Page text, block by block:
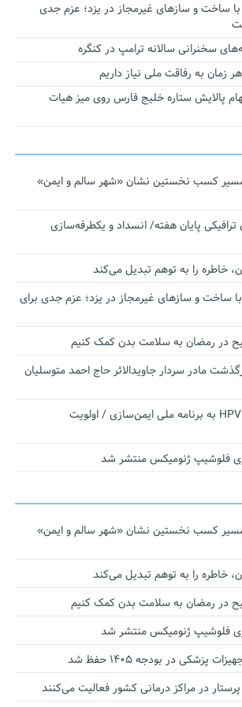
با ساخت‌ و سازهای غیرمجاز در یزد؛ عزم جدی
سخنرانی سالانه ترامپ در کنگره
زمان به رفاقت ملی نیاز داریم
سهام پالایش ستاره خلیج فارس روی میز هیات
کسب نخستین نشان «شهر سالم و ایمن»
پایان هفته/ انسداد و یکطرفه‌سازی
خاطره را به توهم تبدیل می‌کند
ساخت‌ و سازهای غیرمجاز در یزد؛ عزم جدی برای
در رمضان به سلامت بدن کمک کنیم
مادر سردار جاویدالاثر حاج احمد متوسلیان
بررسی ورود واکسن HPV به برنامه ملی ایمن‌سازی / اولویت
فلوشیپ ژنومیکس منتشر شد
کسب نخستین نشان «شهر سالم و ایمن»
خاطره را به توهم تبدیل می‌کند
در رمضان به سلامت بدن کمک کنیم
فلوشیپ ژنومیکس منتشر شد
پزشکی در بودجه ۱۴۰۵ حفظ شد